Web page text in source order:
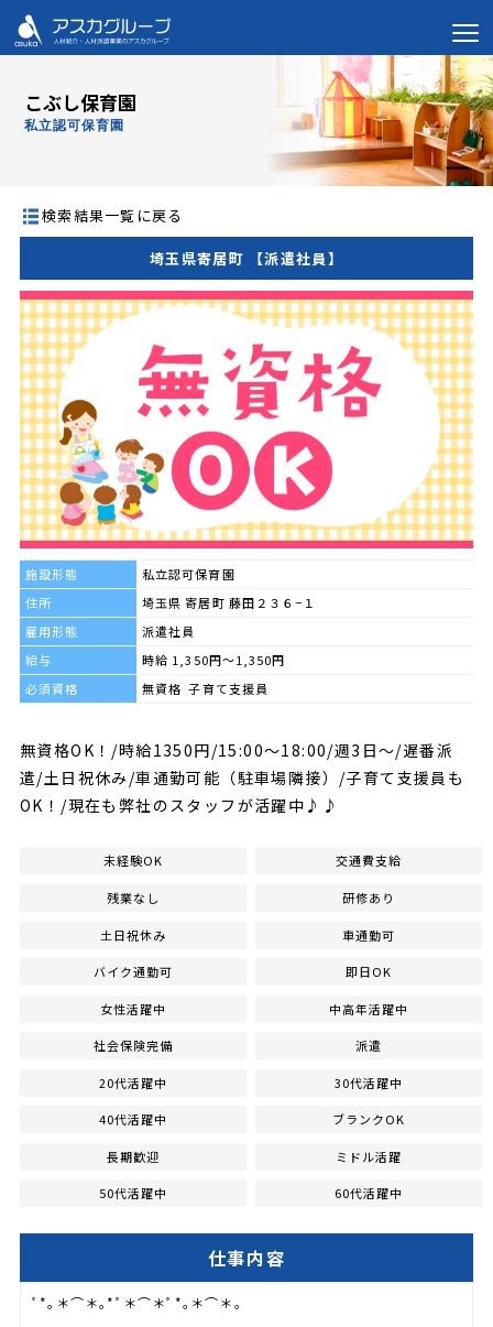
こぶし保育園
私立認可保育園
検索結果一覧に戻る
埼玉県寄居町 【派遣社員】
施設形態
私立認可保育園
住所
埼玉県 寄居町 藤田２３６−１
雇用形態
派遣社員
給与
時給 1,350円～1,350円
必須資格
無資格 子育て支援員
無資格OK！/時給1350円/15:00～18:00/週3日～/遅番派
遣/土日祝休み/車通勤可能（駐車場隣接）/子育て支援員も
OK！/現在も弊社のスタッフが活躍中♪♪
未経験OK 交通費支給
残業なし 研修あり
土日祝休み 車通勤可
バイク通勤可 即日OK
女性活躍中 中高年活躍中
社会保険完備 派遣
20代活躍中 30代活躍中
40代活躍中 ブランクOK
長期歓迎 ミドル活躍
50代活躍中 60代活躍中
仕事内容
ﾟ*｡＊⌒＊｡*ﾟ＊⌒＊ﾟ*｡＊⌒＊｡